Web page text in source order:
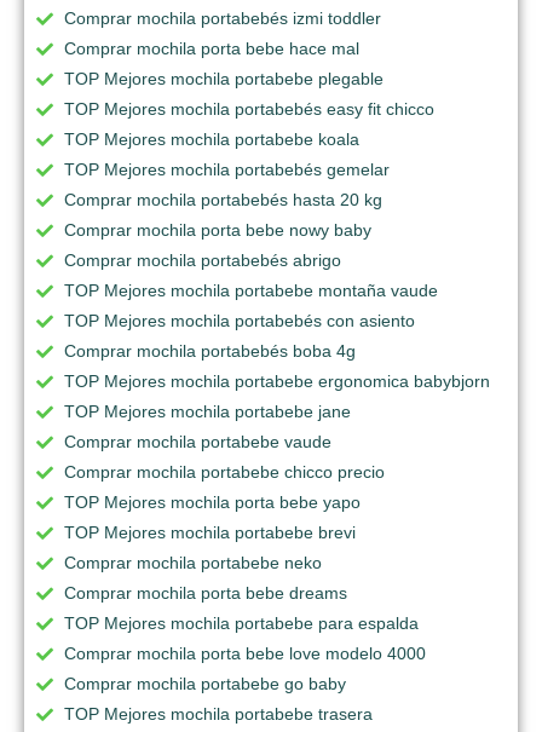
Comprar mochila portabebés izmi toddler
Comprar mochila porta bebe hace mal
TOP Mejores mochila portabebe plegable
TOP Mejores mochila portabebés easy fit chicco
TOP Mejores mochila portabebe koala
TOP Mejores mochila portabebés gemelar
Comprar mochila portabebés hasta 20 kg
Comprar mochila porta bebe nowy baby
Comprar mochila portabebés abrigo
TOP Mejores mochila portabebe montaña vaude
TOP Mejores mochila portabebés con asiento
Comprar mochila portabebés boba 4g
TOP Mejores mochila portabebe ergonomica babybjorn
TOP Mejores mochila portabebe jane
Comprar mochila portabebe vaude
Comprar mochila portabebe chicco precio
TOP Mejores mochila porta bebe yapo
TOP Mejores mochila portabebe brevi
Comprar mochila portabebe neko
Comprar mochila porta bebe dreams
TOP Mejores mochila portabebe para espalda
Comprar mochila porta bebe love modelo 4000
Comprar mochila portabebe go baby
TOP Mejores mochila portabebe trasera